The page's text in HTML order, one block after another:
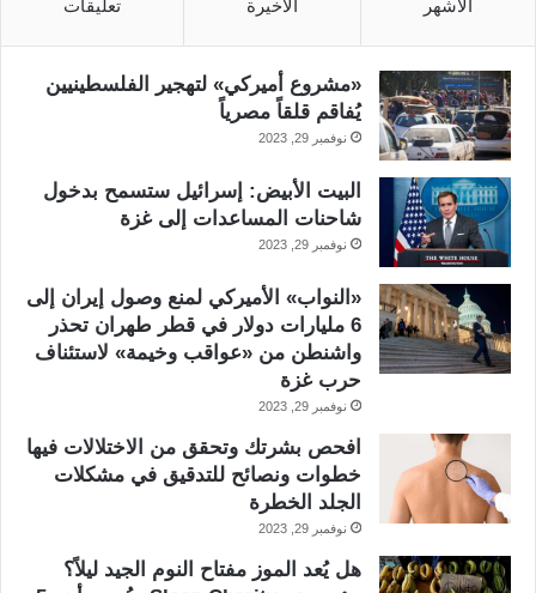
الأشهر الأخيرة تعليقات
«مشروع أميركي» لتهجير الفلسطينيين
يُفاقم قلقاً مصرياً
نوفمبر 29, 2023
البيت الأبيض: إسرائيل ستسمح بدخول
شاحنات المساعدات إلى غزة
نوفمبر 29, 2023
«النواب» الأميركي لمنع وصول إيران إلى
6 مليارات دولار في قطر طهران تحذر
واشنطن من «عواقب وخيمة» لاستئناف
حرب غزة
نوفمبر 29, 2023
افحص بشرتك وتحقق من الاختلالات فيها
خطوات ونصائح للتدقيق في مشكلات
الجلد الخطرة
نوفمبر 29, 2023
هل يُعد الموز مفتاح النوم الجيد ليلاً؟